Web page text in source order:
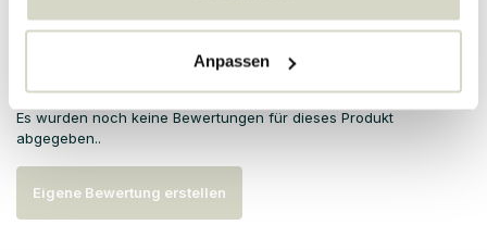
Anpassen
Es wurden noch keine Bewertungen für dieses Produkt
abgegeben..
Eigene Bewertung erstellen